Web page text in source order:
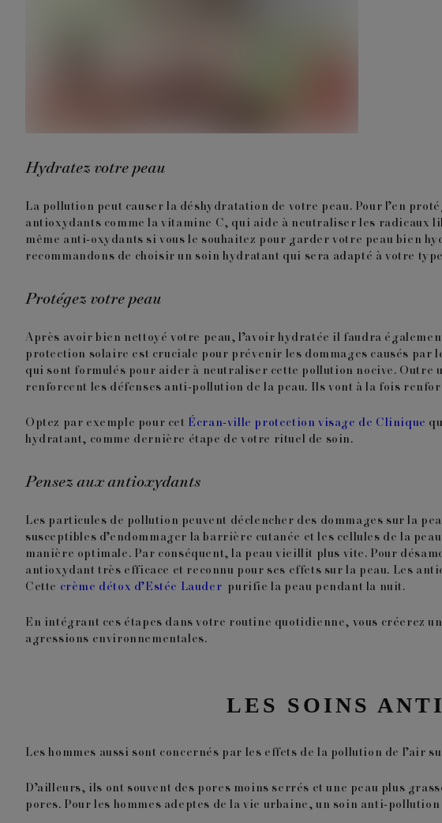
Hydratez votre peau
La pollution peut causer la déshydratation de votre peau. Pour l’en
antioxydants comme la vitamine C, qui aide à neutraliser les radicaux
même anti-oxydants si vous le souhaitez pour garder votre peau bien
recommandons de choisir un soin hydratant qui sera adapté à votre
Protégez votre peau
Après avoir bien nettoyé votre peau, l’avoir hydratée il faudra
protection solaire est cruciale pour prévenir les dommages causés par
qui sont formulés pour aider à neutraliser cette pollution nocive.
renforcent les défenses anti-pollution de la peau. Ils vont à la fois
Optez par exemple pour cet Écran-ville protection visage de Clinique
hydratant, comme dernière étape de votre rituel de soin.
Pensez aux antioxydants
Les particules de pollution peuvent déclencher des dommages sur la
susceptibles d’endommager la barrière cutanée et les cellules de la
manière optimale. Par conséquent, la peau vieillit plus vite. Pour
antioxydant très efficace et reconnu pour ses effets sur la peau. Les
Cette crème détox d’Estée Lauder purifie la peau pendant la nuit.
En intégrant ces étapes dans votre routine quotidienne, vous créerez
agressions environnementales.
LES SOINS
Les hommes aussi sont concernés par les effets de la pollution de l’air
D’ailleurs, ils ont souvent des pores moins serrés et une peau plus
pores. Pour les hommes adeptes de la vie urbaine, un soin anti-pollution